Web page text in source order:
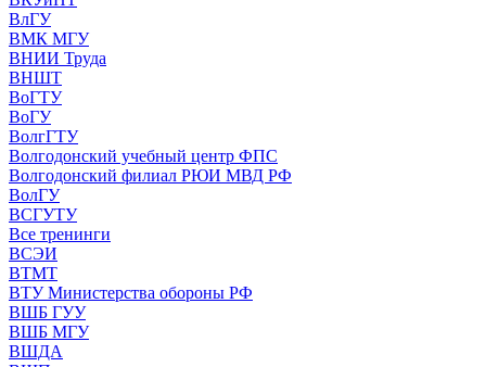
ВлГУ
ВМК МГУ
ВНИИ Труда
ВНШТ
ВоГТУ
ВоГУ
ВолгГТУ
Волгодонский учебный центр ФПС
Волгодонский филиал РЮИ МВД РФ
ВолГУ
ВСГУТУ
Все тренинги
ВСЭИ
ВТМТ
ВТУ Министерства обороны РФ
ВШБ ГУУ
ВШБ МГУ
ВШДА